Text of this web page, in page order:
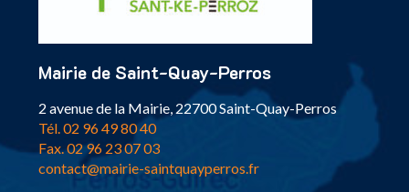
Mairie de Saint-Quay-Perros
2 avenue de la Mairie, 22700 Saint-Quay-Perros
Tél. 02 96 49 80 40
Fax. 02 96 23 07 03
contact@mairie-saintquayperros.fr